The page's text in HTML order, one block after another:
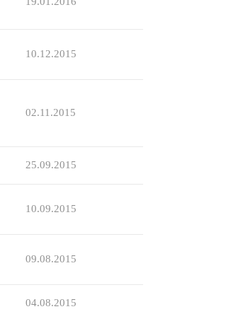
10.12.2015
02.11.2015
25.09.2015
10.09.2015
09.08.2015
04.08.2015